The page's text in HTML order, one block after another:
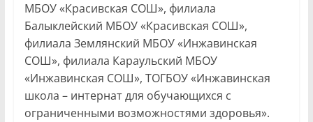
МБОУ «Красивская СОШ», филиала
Балыклейский МБОУ «Красивская СОШ»,
филиала Землянский МБОУ «Инжавинская
СОШ», филиала Караульский МБОУ
«Инжавинская СОШ», ТОГБОУ «Инжавинская
школа – интернат для обучающихся с
ограниченными возможностями здоровья».